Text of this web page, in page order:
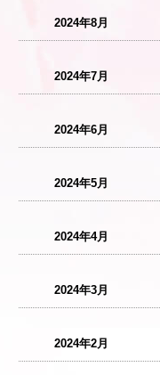
2024年8月
2024年7月
2024年6月
2024年5月
2024年4月
2024年3月
2024年2月